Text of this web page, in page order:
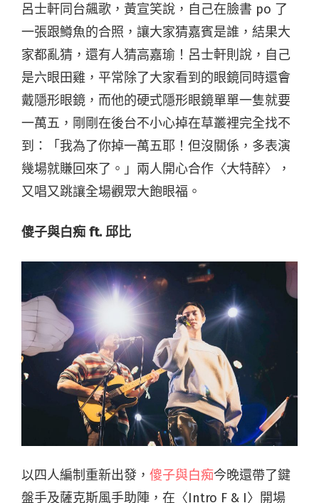
呂士軒同台飆歌，黃宣笑說，自己在臉書 po 了
一張跟鱒魚的合照，讓大家猜嘉賓是誰，結果大
家都亂猜，還有人猜高嘉瑜！呂士軒則說，自己
是六眼田雞，平常除了大家看到的眼鏡同時還會
戴隱形眼鏡，而他的硬式隱形眼鏡單單一隻就要
一萬五，剛剛在後台不小心掉在草叢裡完全找不
到：「我為了你掉一萬五耶！但沒關係，多表演
幾場就賺回來了。」兩人開心合作〈大特醉〉，
又唱又跳讓全場觀眾大飽眼福。
傻子與白痴 ft. 邱比
以四人編制重新出發， 傻子與白痴今晚還帶了鍵
盤手及薩克斯風手助陣，在〈Intro F & I〉開場